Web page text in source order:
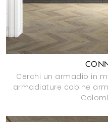
Cerchi un armadio in
armadiature cabine